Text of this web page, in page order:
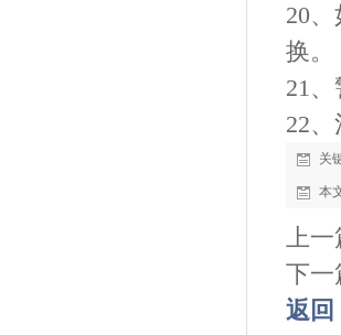
20
换。
21
22
关
本
上一
下一
返回